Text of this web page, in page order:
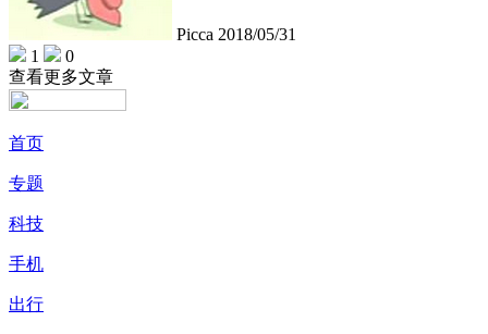
Picca 2018/05/31
1
0
查看更多文章
首页
专题
科技
手机
出行